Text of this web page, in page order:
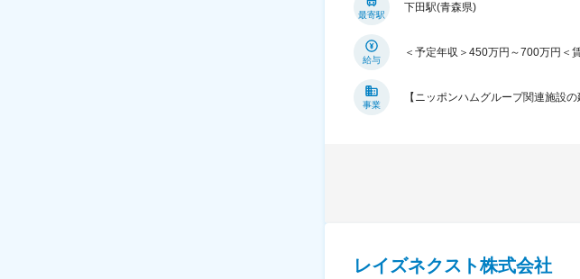
最寄駅
下田駅(青森県)
給与
＜予定年収＞450万円～700万円＜
事業
【ニッポンハムグループ関連施設
レイズネクスト株式会社